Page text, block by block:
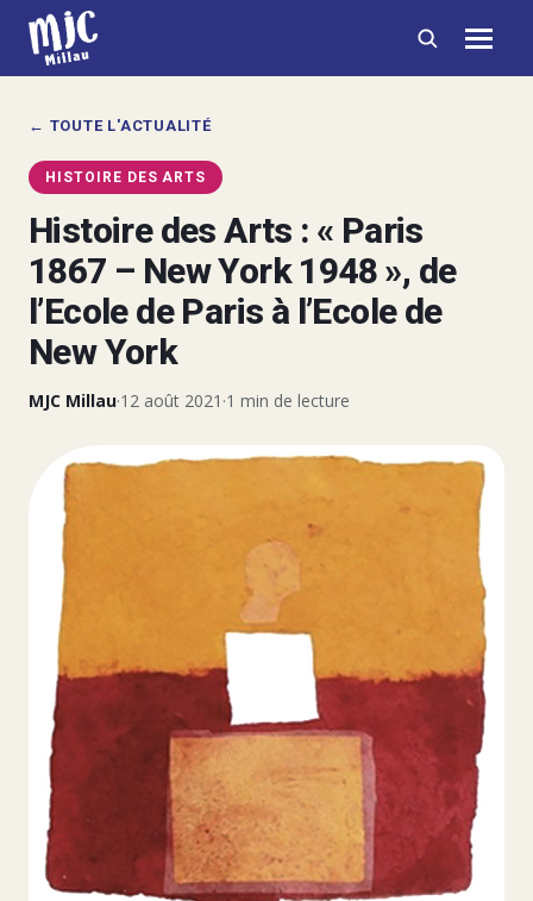
← TOUTE L'ACTUALITÉ
HISTOIRE DES ARTS
Histoire des Arts : « Paris
1867 – New York 1948 », de
l’Ecole de Paris à l’Ecole de
New York
MJC Millau·12 août 2021 ·1 min de lecture